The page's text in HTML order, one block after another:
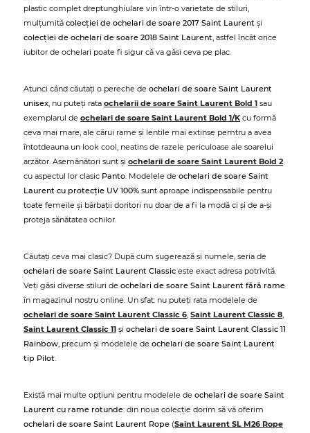
plastic complet dreptunghiulare vin într-o varietate de stiluri,
mulțumită colecției de ochelari de soare 2017 Saint Laurent și
colecției de ochelari de soare 2018 Saint Laurent, astfel încât orice
iubitor de ochelari poate fi sigur că va găsi ceva pe plac.
Atunci când căutați o pereche de ochelari de soare Saint Laurent
unisex, nu puteți rata ochelarii de soare Saint Laurent Bold 1 sau
exemplarul de ochelari de soare Saint Laurent Bold 1/K cu formă
ceva mai mare, ale cărui rame și lentile mai extinse pemtru a avea
întotdeauna un look cool, neatins de razele periculoase ale soarelui
arzător. Asemănători sunt și ochelarii de soare Saint Laurent Bold 2
cu aspectul lor clasic Panto. Modelele de ochelari de soare Saint
Laurent cu protecție UV 100% sunt aproape indispensabile pentru
toate femeile și bărbații doritori nu doar de a fi la modă ci și de a-și
proteja sănătatea ochilor.
Căutați ceva mai clasic? După cum sugerează și numele, seria de
ochelari de soare Saint Laurent Classic este exact adresa potrivită.
Veți găsi diverse stiluri de ochelari de soare Saint Laurent fără rame
în magazinul nostru online. Un sfat: nu puteți rata modelele de
ochelari de soare Saint Laurent Classic 6, Saint Laurent Classic 8,
Saint Laurent Classic 11 și ochelari de soare Saint Laurent Classic 11
Rainbow, precum și modelele de ochelari de soare Saint Laurent
tip Pilot.
Există mai multe opțiuni pentru modelele de ochelari de soare Saint
Laurent cu rame rotunde: din noua colecție dorim să vă oferim
ochelari de soare Saint Laurent Rope (Saint Laurent SL M26 Rope